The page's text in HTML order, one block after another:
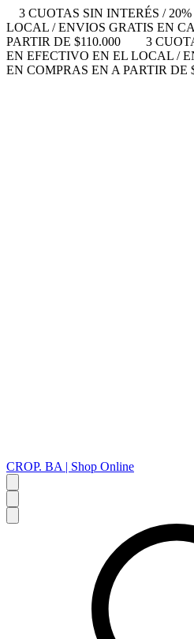
3 CUOTAS SIN INTERÉS /
LOCAL / ENVIOS GRATIS EN
PARTIR DE $110.000
3
EN EFECTIVO EN EL LOCAL /
EN COMPRAS EN A PARTIR DE
CROP. BA | Shop Online